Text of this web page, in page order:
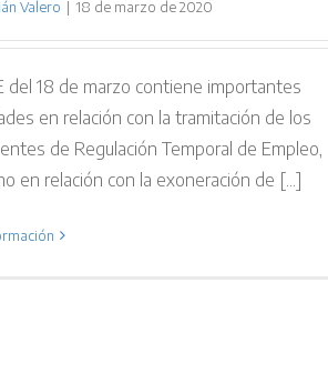
Valero | 18 de marzo de 2020
del 18 de marzo contiene importantes
en relación con la tramitación de los
de Regulación Temporal de Empleo,
en relación con la exoneración de [...]